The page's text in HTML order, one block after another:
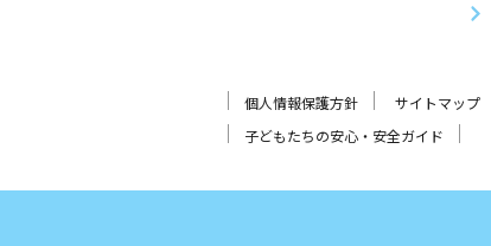
個人情報保護方針 サイトマップ
子どもたちの安心・安全ガイド